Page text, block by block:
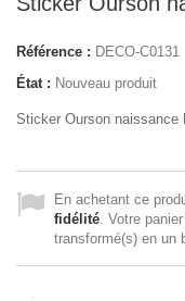
Référence : DECO-C0131
État : Nouveau produit
Sticker Ourson naissance
En achetant ce
fidélité. Votre
transformé(s) en un